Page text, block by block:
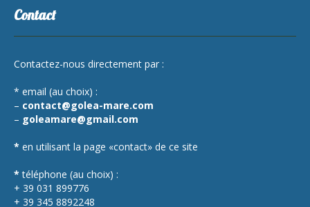
Contact
Contactez-nous directement par :
* email (au choix) :
– contact@golea-mare.com
– goleamare@gmail.com
* en utilisant la page «contact» de ce site
* téléphone (au choix) :
+ 39 031 899776
+ 39 345 8892248